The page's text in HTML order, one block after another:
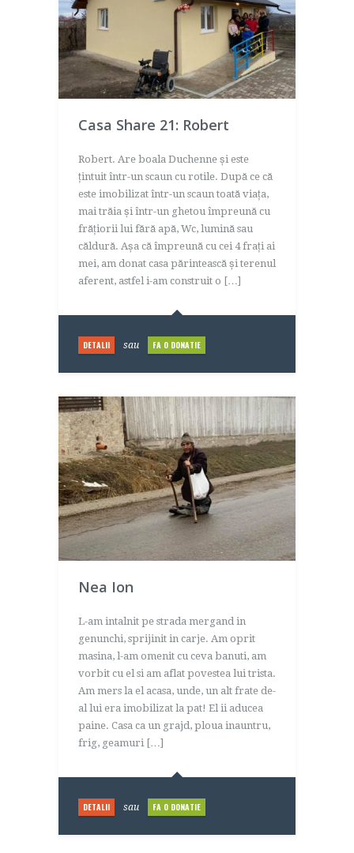
Casa Share 21: Robert
Robert. Are boala Duchenne și este
țintuit într-un scaun cu rotile. După ce că
este imobilizat într-un scaun toată viața,
mai trăia și într-un ghetou împreună cu
frățiorii lui fără apă, Wc, lumină sau
căldură. Așa că împreună cu cei 4 frați ai
mei, am donat casa părintească și terenul
aferent, astfel i-am construit o […]
DETALII sau FA O DONATIE
Nea Ion
L-am intalnit pe strada mergand in
genunchi, sprijinit in carje. Am oprit
masina, l-am omenit cu ceva banuti, am
vorbit cu el si am aflat povestea lui trista.
Am mers la el acasa, unde, un alt frate de-
al lui era imobilizat la pat! El ii aducea
paine. Casa ca un grajd, ploua inauntru,
frig, geamuri […]
DETALII sau FA O DONATIE